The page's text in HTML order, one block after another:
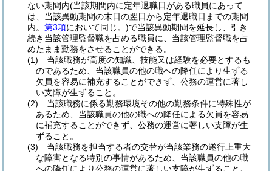
ない期間内(当該期間内に定年退職日がある職員にあって
は、当該異動期間の末日の翌日から定年退職日までの期間
内。 第3項において同じ。)で当該異動期間を延長し、引き
続き当該管理監督職を占める職員に、当該管理監督職を占
めたまま勤務をさせることができる。
(1)
当該職務が高度の知識、技能又は経験を必要とするも
のであるため、当該職員の他の職への降任により生ずる
欠員を容易に補充することができず、公務の運営に著し
い支障が生ずること。
(2)
当該職務に係る勤務環境その他の勤務条件に特殊性が
あるため、当該職員の他の職への降任による欠員を容易
に補充することができず、公務の運営に著しい支障が生
ずること。
(3)
当該職務を担当する者の交替が当該業務の遂行上重大
な障害となる特別の事情があるため、当該職員の他の職
への降任により公務の運営に著しい支障が生ずること。